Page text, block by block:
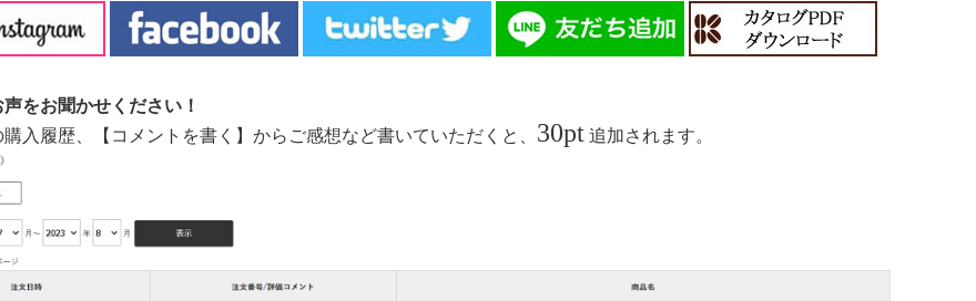
をお聞かせください！
入履歴、【コメントを書く】からご感想など書いていただくと、 30pt 追加されます。